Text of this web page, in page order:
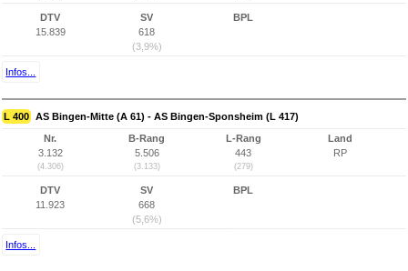
DTV
15.839
SV
618
(3,9%)
BPL
Infos...
L 400 AS Bingen-Mitte (A 61) - AS Bingen-Sponsheim (L 417)
Nr.
3.132
(4.306)
B-Rang
5.506
(3.133)
L-Rang
443
(279)
Land
RP
DTV
11.923
SV
668
(5,6%)
BPL
Infos...